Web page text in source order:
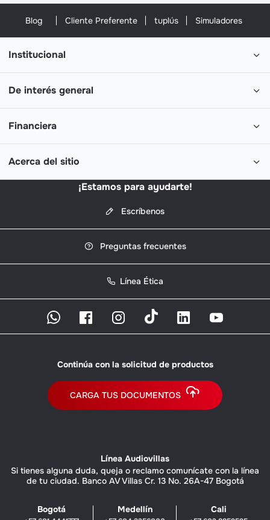
Blog Cliente Preferente tuplús Simuladores
Institucional
De interés general
Financiera
Acerca del sitio
¡Estamos para ayudarte!
Escríbenos
Preguntas frecuentes
Línea Ética
Continúa con la solicitud de productos
CARGA TUS DOCUMENTOS
Línea Audiovillas
Si tienes alguna duda, queja o reclamo comunícate con la línea
de tu ciudad. Banco AV Villas Cr. 13 No. 26A-47 Bogotá
Bogotá Medellín Cali